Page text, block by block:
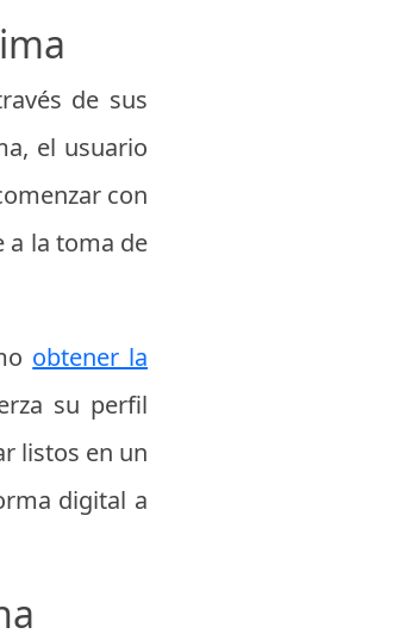
de sus
el usuario
con
a la toma de
obtener la
su perfil
listos en un
digital a